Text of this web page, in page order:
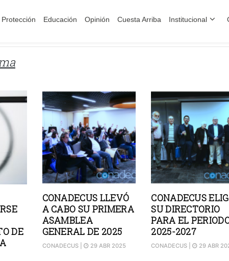
Protección Educación Opinión Cuesta Arriba Institucional
DE
CONADECUS LLEVÓ
A CABO SU PRIMERA
ASAMBLEA
GENERAL DE 2025
CONADECUS| 29 ABR 2025
CONADECUS
SU DIRECTORIO
PARA EL
2025-2027
CONADECUS | 29 ABR